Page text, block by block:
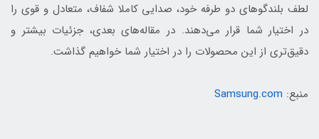
لطف بلندگوهای دو طرفه خود، صدایی کاملا شفاف، متعادل و قوی را
در اختیار شما قرار می‌دهند. در مقاله‌های بعدی، جزئیات بیشتر و
دقیق‌تری از این محصولات را در اختیار شما خواهیم گذاشت.
منبع: Samsung.com